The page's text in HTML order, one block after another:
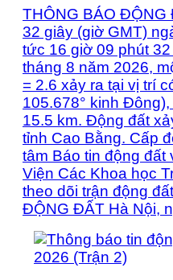
THÔNG BÁO ĐỘNG
32 giây (giờ GMT)
tức 16 giờ 09 phút
tháng 8 năm 2026,
= 2.6 xảy ra tại vị trí
105.678° kinh
15.5 km. Động đất
tỉnh Cao Bằng. Cấp
tâm Báo tin động đất
Viện Các Khoa học
theo dõi trận động
ĐỘNG ĐẤT Hà Nội,